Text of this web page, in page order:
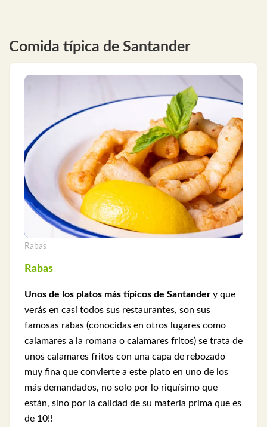
Comida típica de Santander
Rabas
Rabas
Unos de los platos más típicos de Santander y que
verás en casi todos sus restaurantes, son sus
famosas rabas (conocidas en otros lugares como
calamares a la romana o calamares fritos) se trata de
unos calamares fritos con una capa de rebozado
muy fina que convierte a este plato en uno de los
más demandados, no solo por lo riquísimo que
están, sino por la calidad de su materia prima que es
de 10!!